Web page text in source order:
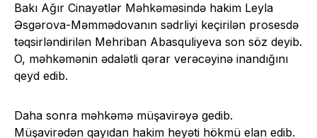
Bakı Ağır Cinayətlər Məhkəməsində hakim Leyla
Əsgərova-Məmmədovanın sədrliyi keçirilən prosesdə
təqsirləndirilən Mehriban Abasquliyeva son söz deyib.
O, məhkəmənin ədalətli qərar verəcəyinə inandığını
qeyd edib.
Daha sonra məhkəmə müşavirəyə gedib.
Müşavirədən qayıdan hakim heyəti hökmü elan edib.